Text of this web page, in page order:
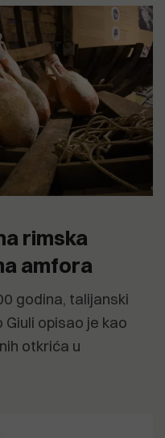
rimska
amfora
godina, talijanski
opisao je kao
otkrića u